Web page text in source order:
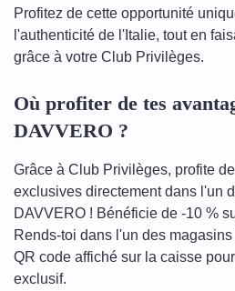
Profitez de cette opportunité
l'authenticité de l'Italie, tout en
grâce à votre Club Privilèges.
Où profiter de tes
DAVVERO ?
Grâce à Club Privilèges, profite
exclusives directement dans l'un
DAVVERO ! Bénéficie de -10 %
Rends-toi dans l'un des
QR code affiché sur la caisse
exclusif.